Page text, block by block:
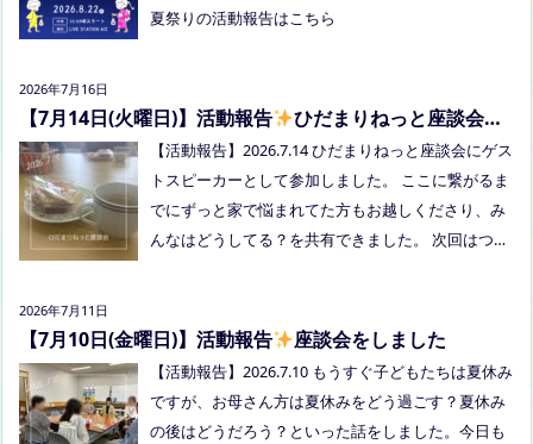
ただきます。 参加費：中学生以上500円、小学生200
円、乳幼児無料 ※お申し込みはこちらから https://f
orms.gle/Vhs62HxfDKduZMeV8 ●ひだまりねっと座
談会(北村がゲストスピーカーで参加します) 場所：
つむぎ高梁（高梁市横町1072-1） 日時：令和8年8月
画！夏祭り！ 日時:2026年8月22日(土)16:00〜20:00
頃 場所：LIVE STATION AIZ(倉敷市玉島阿賀崎2-3-55)
内容：音楽あり、ゲームあり、食べ物ありの多世代
交流夏祭りです。
夏祭りの活動報告はこちら
2026年7月16日
【7月14日(火曜日)】活動報告
ひだまりねっと座談会に
参加しました
【活動報告】2026.7.14 ひだまりねっと座談会にゲス
トスピーカーとして参加しました。 ここに繋がるま
でにずっと家で悩まれてた方もお越しくださり、み
んなはどうしてる？を共有できました。 次回はつむ
2026年7月11日
【7月10日(金曜日)】活動報告 座談会をしました
【活動報告】2026.7.10 もうすぐ子どもたちは夏休み
ですが、お母さん方は夏休みをどう過ごす？夏休み
の後はどうだろう？といった話をしました。今日も